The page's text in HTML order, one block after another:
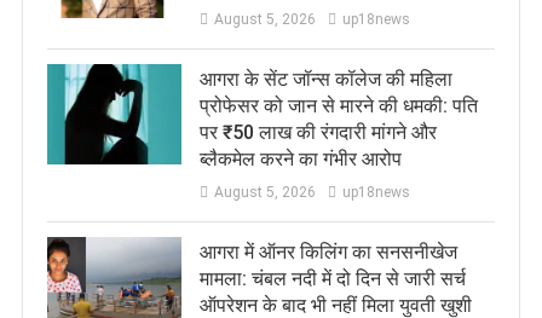
August 5, 2026 up18news
आगरा के सेंट जॉन्स कॉलेज की महिला
प्रोफेसर को जान से मारने की धमकी: पति
पर ₹50 लाख की रंगदारी मांगने और
ब्लैकमेल करने का गंभीर आरोप
August 5, 2026 up18news
आगरा में ऑनर किलिंग का सनसनीखेज
मामला: चंबल नदी में दो दिन से जारी सर्च
ऑपरेशन के बाद भी नहीं मिला युवती खुशी